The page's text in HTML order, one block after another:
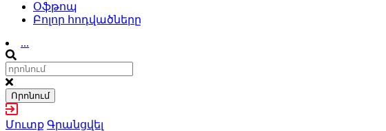
Օֆթոպ
Բոլոր հոդվածները
...
Որոնում
Մուտք Գրանցվել